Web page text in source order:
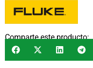
Comparte este producto: